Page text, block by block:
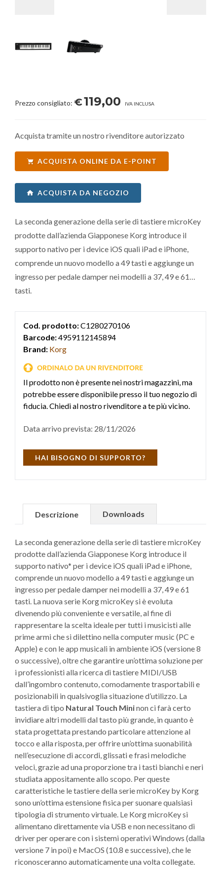
Prezzo consigliato: €119,00 IVA INCLUSA
Acquista tramite un nostro rivenditore autorizzato
ACQUISTA ONLINE DA E-POINT
ACQUISTA DA NEGOZIO
La seconda generazione della serie di tastiere microKey
prodotte dall’azienda Giapponese Korg introduce il
supporto nativo per i device iOS quali iPad e iPhone,
comprende un nuovo modello a 49 tasti e aggiunge un
ingresso per pedale damper nei modelli a 37, 49 e 61
tasti.
Cod. prodotto:C1280270106
Barcode:4959112145894
Brand: Korg
Il prodotto non è presente nei nostri magazzini, ma
potrebbe essere disponibile presso il tuo negozio di
fiducia. Chiedi al nostro rivenditore a te più vicino.
Data arrivo prevista: 28/11/2026
HAI BISOGNO DI SUPPORTO?
Descrizione Downloads
La seconda generazione della serie di tastiere microKey
prodotte dall’azienda Giapponese Korg introduce il
supporto nativo* per i device iOS quali iPad e iPhone,
comprende un nuovo modello a 49 tasti e aggiunge un
ingresso per pedale damper nei modelli a 37, 49 e 61
tasti. La nuova serie Korg microKey si è evoluta
divenendo più conveniente e versatile, al fine di
rappresentare la scelta ideale per tutti i musicisti alle
prime armi che si dilettino nella computer music (PC e
Apple) e con le app musicali in ambiente iOS (versione 8
o successive), oltre che garantire un’ottima soluzione per
i professionisti alla ricerca di tastiere MIDI/USB
dall’ingombro contenuto, comodamente trasportabili e
posizionabili in qualsivoglia situazione d’utilizzo. La
tastiera di tipo Natural Touch Mininon ci farà certo
invidiare altri modelli dal tasto più grande, in quanto è
stata progettata prestando particolare attenzione al
tocco e alla risposta, per offrire un’ottima suonabilità
nell’esecuzione di accordi, glissati e frasi melodiche
veloci, grazie ad una proporzione tra i tasti bianchi e neri
studiata appositamente allo scopo. Per queste
caratteristiche le tastiere della serie microKey by Korg
sono un’ottima estensione fisica per suonare qualsiasi
tipologia di strumento virtuale. Le Korg microKey si
alimentano direttamente via USB e non necessitano di
driver per operare con i sistemi operativi Windows (dalla
versione 7 in poi) e MacOS (10.8 e successive), che le
riconosceranno automaticamente una volta collegate.